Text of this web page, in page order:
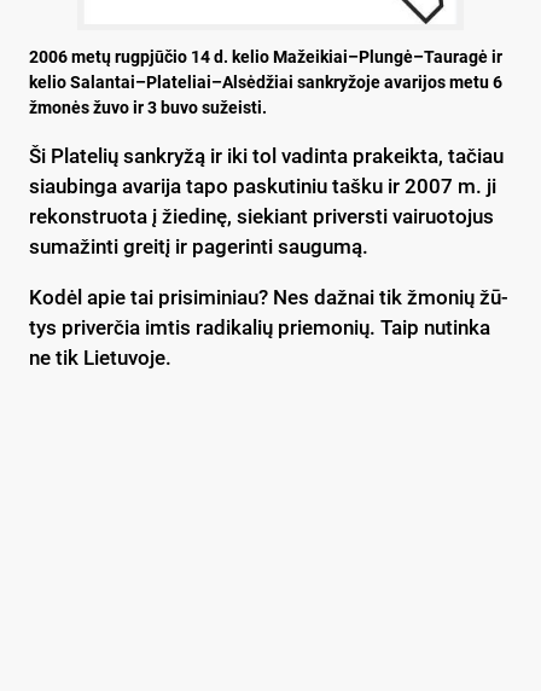
2006 me­tų rugp­jū­čio 14 d. ke­lio Mažeikiai–Plungė–Tauragė ir
ke­lio Salantai–Plateliai–Alsėdžiai san­kry­žo­je ava­ri­jos me­tu 6
žmo­nės žu­vo ir 3 bu­vo su­žeis­ti.
Ši Pla­te­lių san­kry­žą ir iki tol va­din­ta pra­keik­ta, ta­čiau
siau­bin­ga ava­ri­ja ta­po pa­sku­ti­niu taš­ku ir 2007 m. ji
re­konst­ruo­ta į žie­di­nę, sie­kiant pri­vers­ti vai­ruo­to­jus
su­ma­žin­ti grei­tį ir pa­ge­rin­ti sau­gu­mą.
Ko­dėl apie tai pri­si­mi­niau? Nes daž­nai tik žmo­nių žū­
tys pri­ver­čia im­tis ra­di­ka­lių prie­mo­nių. Taip nu­tin­ka
ne tik Lie­tu­vo­je.